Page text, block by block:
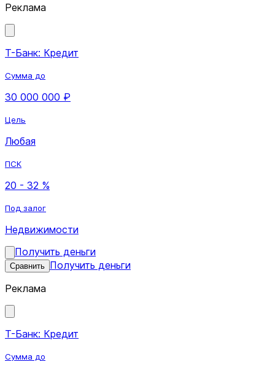
Реклама
Т-Банк: Кредит
Сумма до
30 000 000 ₽
Цель
Любая
ПСК
20 - 32 %
Под залог
Недвижимости
Получить деньги
Сравнить Получить деньги
Реклама
Т-Банк: Кредит
Сумма до